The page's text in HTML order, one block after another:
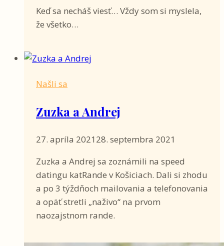
Keď sa necháš viesť… Vždy som si myslela,
že všetko…
Našli sa
Zuzka a Andrej
27. apríla 2021 28. septembra 2021
Zuzka a Andrej sa zoznámili na speed
datingu katRande v Košiciach. Dali si zhodu
a po 3 týždňoch mailovania a telefonovania
a opäť stretli „naživo“ na prvom
naozajstnom rande.